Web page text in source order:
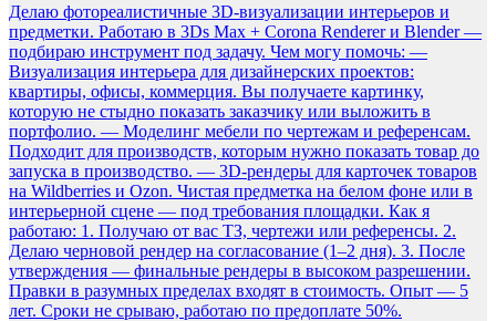
Делаю фотореалистичные 3D-визуализации интерьеров и
предметки. Работаю в 3Ds Max + Corona Renderer и Blender —
подбираю инструмент под задачу. Чем могу помочь: —
Визуализация интерьера для дизайнерских проектов:
квартиры, офисы, коммерция. Вы получаете картинку,
которую не стыдно показать заказчику или выложить в
портфолио. — Моделинг мебели по чертежам и референсам.
Подходит для производств, которым нужно показать товар до
запуска в производство. — 3D-рендеры для карточек товаров
на Wildberries и Ozon. Чистая предметка на белом фоне или в
интерьерной сцене — под требования площадки. Как я
работаю: 1. Получаю от вас ТЗ, чертежи или референсы. 2.
Делаю черновой рендер на согласование (1–2 дня). 3. После
утверждения — финальные рендеры в высоком разрешении.
Правки в разумных пределах входят в стоимость. Опыт — 5
лет. Сроки не срываю, работаю по предоплате 50%.